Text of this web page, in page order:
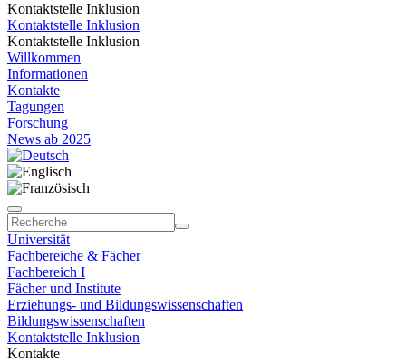
Kontaktstelle Inklusion
Kontaktstelle Inklusion
Kontaktstelle Inklusion
Willkommen
Informationen
Kontakte
Tagungen
Forschung
News ab 2025
Universität
Fachbereiche & Fächer
Fachbereich I
Fächer und Institute
Erziehungs- und Bildungswissenschaften
Bildungswissenschaften
Kontaktstelle Inklusion
Kontakte